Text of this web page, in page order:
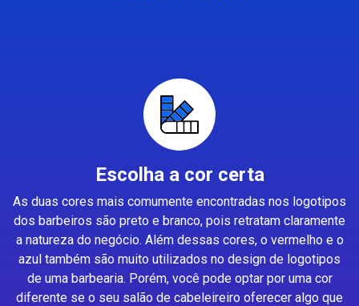
Escolha a cor certa
As duas cores mais comumente encontradas nos logotipos
dos barbeiros são preto e branco, pois retratam claramente
a natureza do negócio. Além dessas cores, o vermelho e o
azul também são muito utilizados no design de logotipos
de uma barbearia. Porém, você pode optar por uma cor
diferente se o seu salão de cabeleireiro oferecer algo que